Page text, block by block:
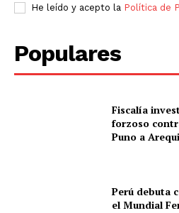
He leído y acepto la Política de
Populares
Fiscalía
forzoso
Puno a
Perú debuta
el Mundial